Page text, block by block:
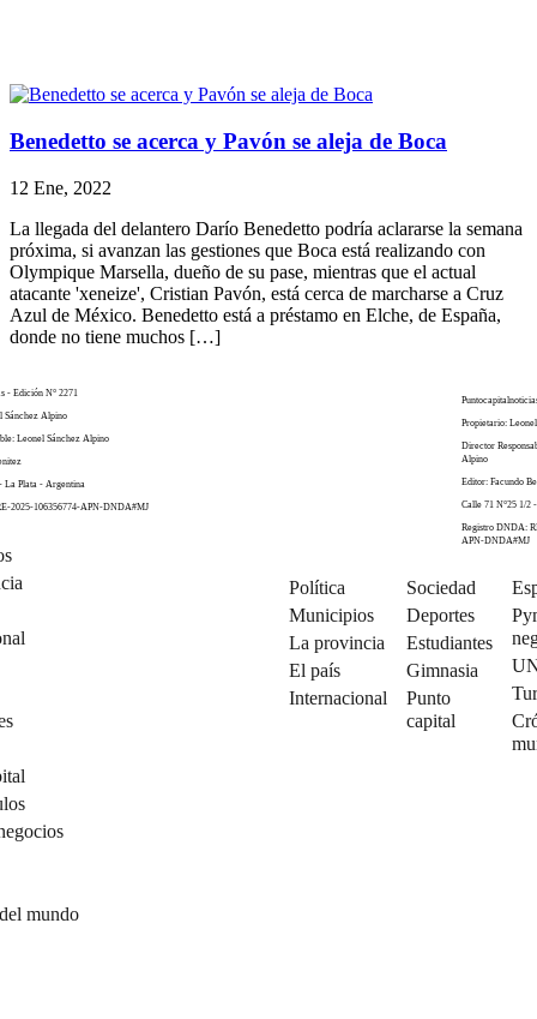
Benedetto se acerca y Pavón se aleja de Boca
12 Ene, 2022
La llegada del delantero Darío Benedetto podría aclararse la semana
próxima, si avanzan las gestiones que Boca está realizando con
Olympique Marsella, dueño de su pase, mientras que el actual
atacante 'xeneize', Cristian Pavón, está cerca de marcharse a Cruz
Azul de México. Benedetto está a préstamo en Elche, de España,
donde no tiene muchos […]
- Edición N° 2271
Sánchez Alpino
Leonel Sánchez Alpino
La Plata - Argentina
2025-106356774-APN-DNDA#MJ
mundo
Propietario:
Director
Alpino
Editor: Facundo
Calle 71 N°25 1/2
Registro DNDA:
APN-DNDA#MJ
Política
Municipios
La provincia
El país
Internacional
Sociedad
Deportes
Estudiantes
Gimnasia
Punto
capital